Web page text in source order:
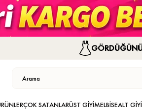
ÇOK SATANLARÜST GİYİMELBİSEALT